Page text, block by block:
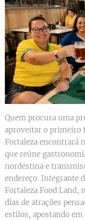
Quem procura uma
aproveitar o primeiro
Fortaleza encontrará
que reúne
nordestina e
endereço. Integrante
Fortaleza Food Land,
dias de atrações
estilos, apostando